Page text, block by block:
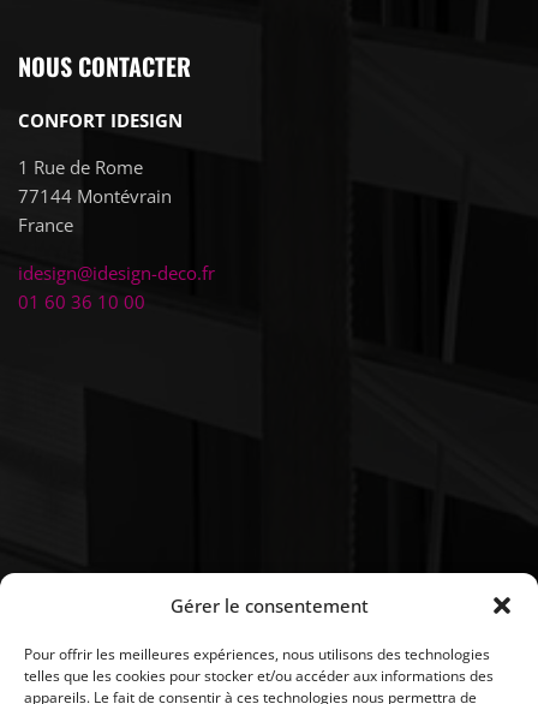
Gérer le consentement
Pour offrir les meilleures expériences, nous utilisons des technologies
telles que les cookies pour stocker et/ou accéder aux informations des
appareils. Le fait de consentir à ces technologies nous permettra de
NOUS CONTACTER
CONFORT IDESIGN
1 Rue de Rome
77144 Montévrain
France
idesign@idesign-deco.fr
01 60 36 10 00